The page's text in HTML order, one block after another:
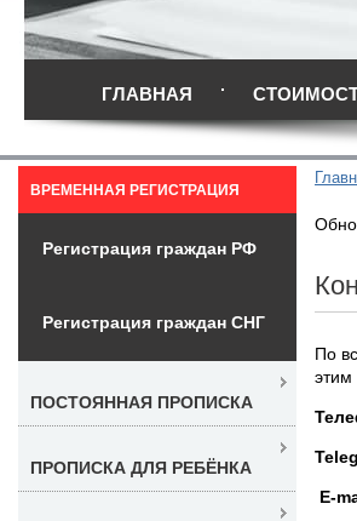
ГЛАВНАЯ
По
этим
E-
ВРЕМЕННАЯ РЕГИСТРАЦИЯ
Регистрация граждан РФ
Регистрация граждан СНГ
ПОСТОЯННАЯ ПРОПИСКА
ПРОПИСКА ДЛЯ РЕБЁНКА